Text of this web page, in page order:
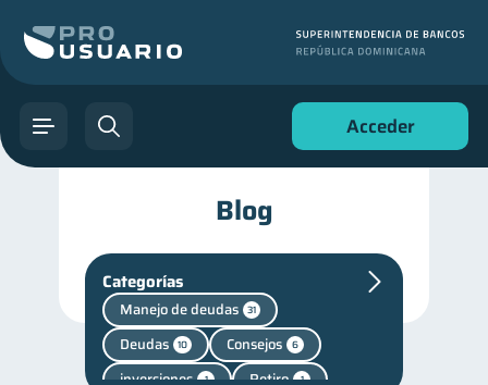
Acceder
Blog
Categorías
Manejo de deudas 31
Deudas 10 Consejos 6
inversiones 1 Retiro 1